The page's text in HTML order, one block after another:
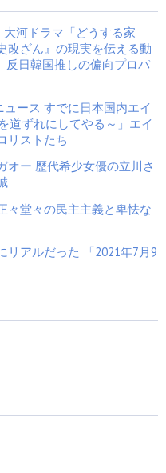
セント新作
横文字の皮
赤旗獣と子
飛び出し
に在日〇
アウトした
正太郎の
題 『レジェ
イ』は整形
られるの
河ドラマ「どうする家
改ざん』の現実を伝える動
日韓国推しの偏向プロパ
ース すでに日本国内エイ
道ずれにしてやる～」エイ
リストたち
オー 歴代希少女優の立川さ
々堂々の民主主義と卑怯な
リアルだった 「2021年7月9